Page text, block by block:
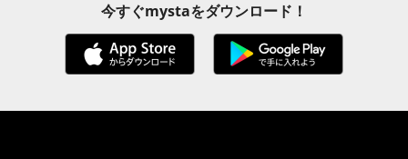
今すぐmystaをダウンロード！